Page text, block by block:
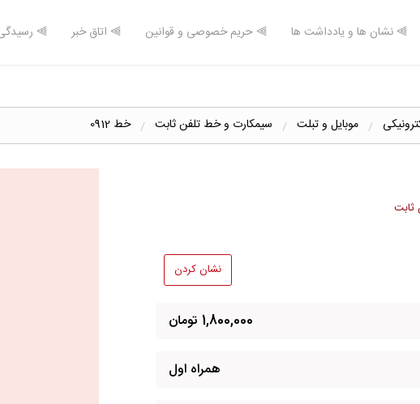
⫸ نشان ها و یادداشت ها ⫸ حریم خصوصی و قوانین ⫸ اتاق خبر ⫸
موبایل و تبلت سیمکارت و خط تلفن ثابت خط 0912
ثابت
نشان کردن
1,800,000 تومان
همراه اول